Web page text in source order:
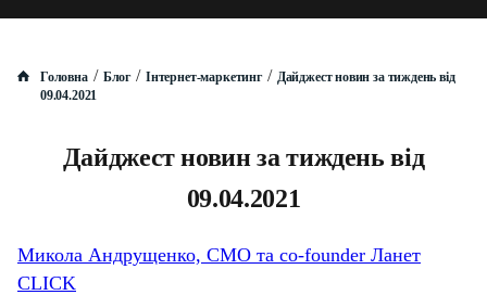
Головна / Блог / Інтернет-маркетинг / Дайджест новин за тиждень від
09.04.2021
Дайджест новин за тиждень від
09.04.2021
Микола Андрущенко, CMO та co-founder Ланет
CLICK